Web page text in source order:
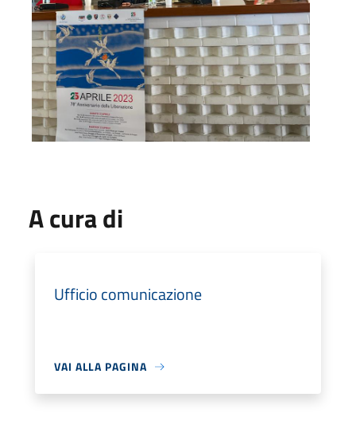
A cura di
Ufficio comunicazione
VAI ALLA PAGINA